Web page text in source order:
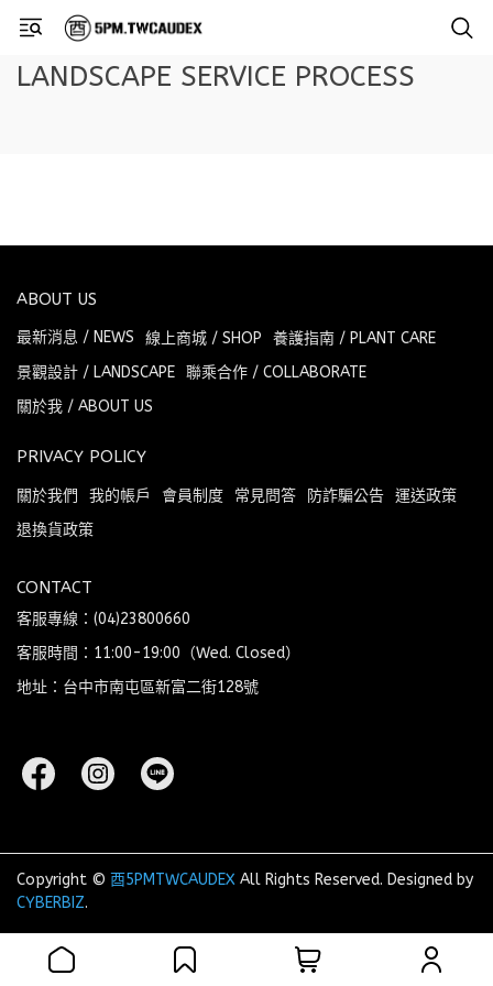
LANDSCAPE SERVICE PROCESS
ABOUT US
最新消息 / NEWS 線上商城 / SHOP
養護指南 / PLANT CARE
景觀設計 / LANDSCAPE 聯乘合作 / COLLABORATE
關於我 / ABOUT US
PRIVACY POLICY
關於我們 我的帳戶 會員制度 常見問答 防詐騙公告 運送政策
退換貨政策
CONTACT
客服專線：(04)23800660
客服時間：11:00-19:00（Wed. Closed）
地址：台中市南屯區新富二街128號
Copyright © 酉5PMTWCAUDEX All Rights Reserved. Designed by
CYBERBIZ.